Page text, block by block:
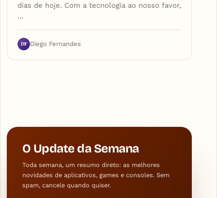
dias de hoje. Com a tecnologia ao nosso favor,
…
DF Diego Fernandes
O Update da Semana
Toda semana, um resumo direto: as melhores
novidades de aplicativos, games e consoles. Sem
spam, cancele quando quiser.